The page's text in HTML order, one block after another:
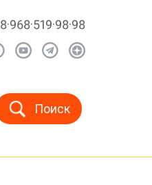
8·968·519·98·98
Поиск